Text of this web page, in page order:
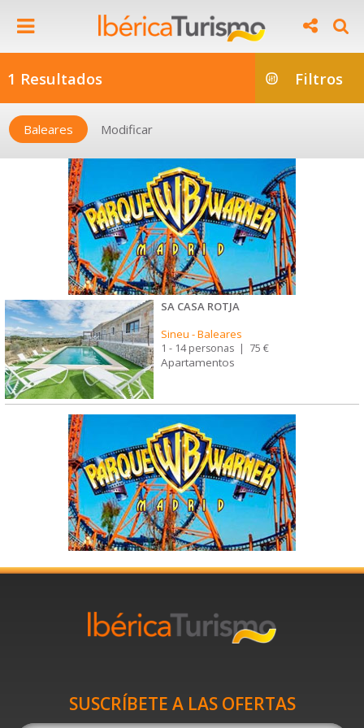
1 Resultados Filtros
Baleares Modificar
SA CASA ROTJA
Sineu -Baleares
1 - 14 personas | 75 €
Apartamentos
SUSCRÍBETE A LAS OFERTAS